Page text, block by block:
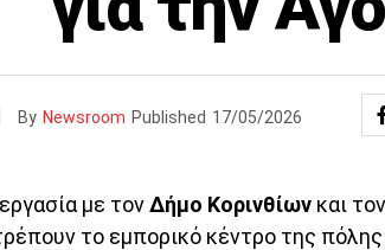
By Newsroom Published 17/05/2026
με τονΔήμο Κορινθίων και τον
το εμπορικό κέντρο της